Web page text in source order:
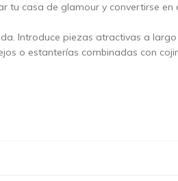
tu casa de glamour y convertirse
Introduce piezas atractivas a
o estanterías combinadas con